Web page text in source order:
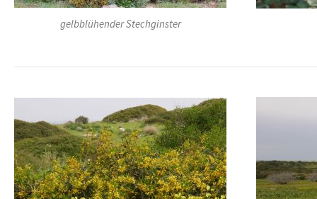
gelbblühender Stechginster